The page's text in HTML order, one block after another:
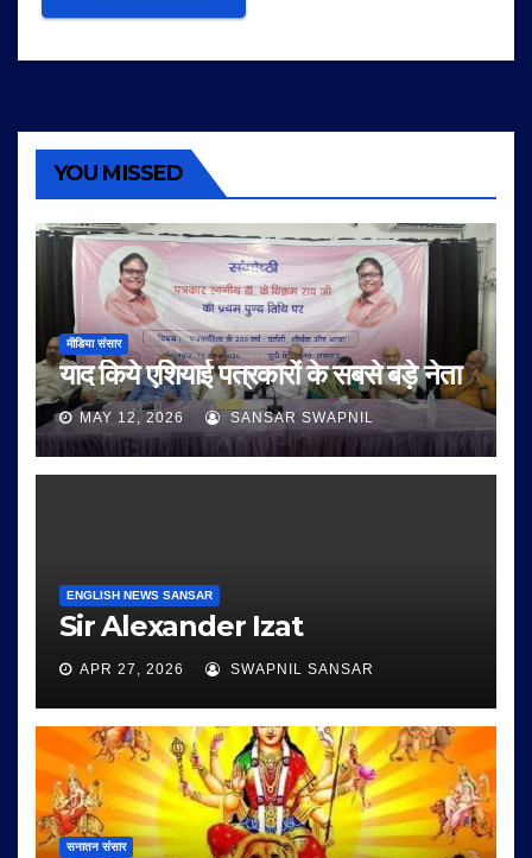
YOU MISSED
मीडिया संसार
याद किये एशियाई पत्रकारों के सबसे बड़े नेता
MAY 12, 2026 SANSAR SWAPNIL
ENGLISH NEWS SANSAR
Sir Alexander Izat
APR 27, 2026 SWAPNIL SANSAR
सनातन संसार